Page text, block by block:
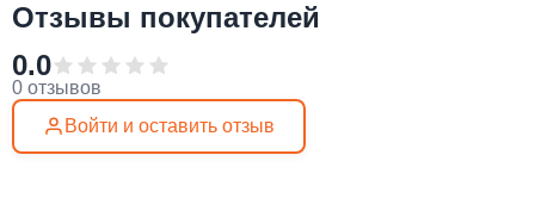
Отзывы покупателей
0.0
0 отзывов
Войти и оставить отзыв